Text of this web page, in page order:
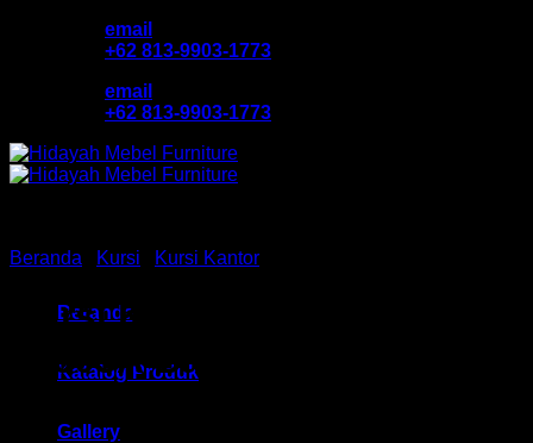
email
+62 813-9903-1773
email
+62 813-9903-1773
Beranda
Katalog Produk
Gallery
Beranda Kursi Kursi Kantor
Kursi Kantor Chair HM TS
01003A Bandung